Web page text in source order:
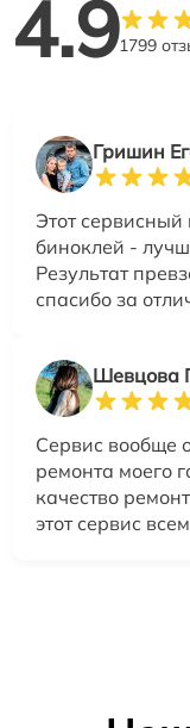
4.91799
Гришин
Этот
биноклей -
Результат
спасибо за
Шевцова
Сервис вообще
ремонта моего
качество
этот сервис